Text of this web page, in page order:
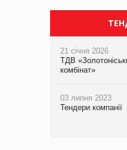
21 січня 2026
ТДВ
комбінат»
03 липня 2023
Тендери компанії